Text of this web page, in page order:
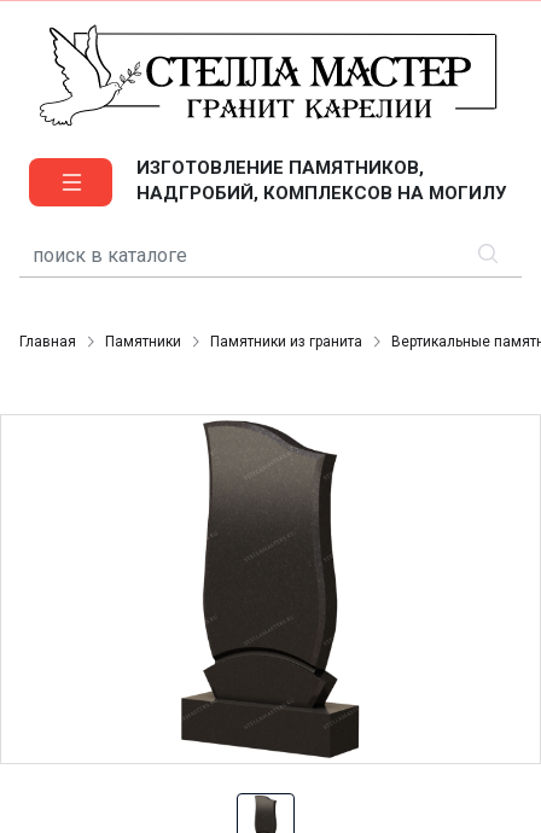
ИЗГОТОВЛЕНИЕ ПАМЯТНИКОВ,
НАДГРОБИЙ, КОМПЛЕКСОВ НА МОГИЛУ
Главная Памятники Памятники из гранита Вертикальные